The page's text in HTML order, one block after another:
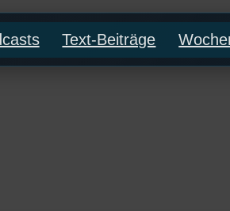
Text-Beiträge